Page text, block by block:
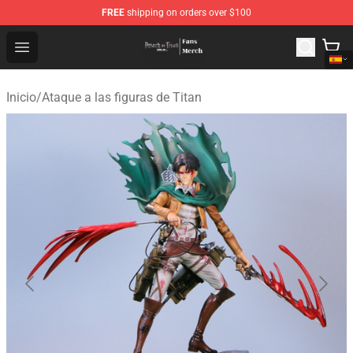
FREE shipping on orders over $100
Open menu
Attack On Titan Store - Official Attack On Titan
Inicio/Ataque a las figuras de Titan